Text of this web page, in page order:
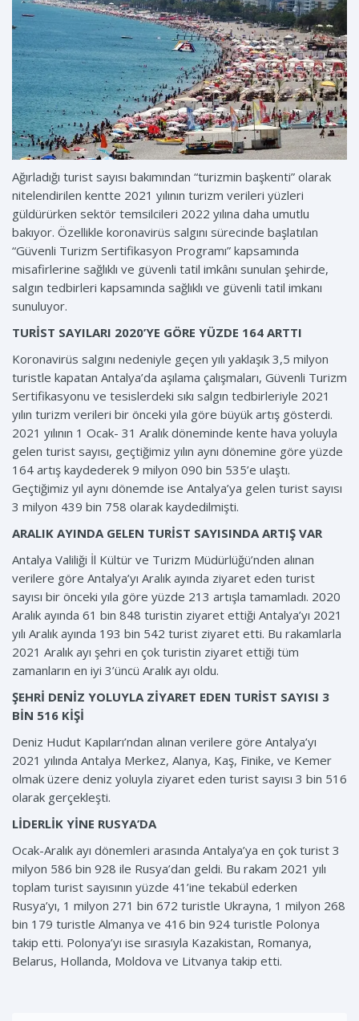
Ağırladığı turist sayısı bakımından “turizmin başkenti” olarak
nitelendirilen kentte 2021 yılının turizm verileri yüzleri
güldürürken sektör temsilcileri 2022 yılına daha umutlu
bakıyor. Özellikle koronavirüs salgını sürecinde başlatılan
“Güvenli Turizm Sertifikasyon Programı” kapsamında
misafirlerine sağlıklı ve güvenli tatil imkânı sunulan şehirde,
salgın tedbirleri kapsamında sağlıklı ve güvenli tatil imkanı
sunuluyor.
TURİST SAYILARI 2020’YE GÖRE YÜZDE 164 ARTTI
Koronavirüs salgını nedeniyle geçen yılı yaklaşık 3,5 milyon
turistle kapatan Antalya’da aşılama çalışmaları, Güvenli Turizm
Sertifikasyonu ve tesislerdeki sıkı salgın tedbirleriyle 2021
yılın turizm verileri bir önceki yıla göre büyük artış gösterdi.
2021 yılının 1 Ocak- 31 Aralık döneminde kente hava yoluyla
gelen turist sayısı, geçtiğimiz yılın aynı dönemine göre yüzde
164 artış kaydederek 9 milyon 090 bin 535’e ulaştı.
Geçtiğimiz yıl aynı dönemde ise Antalya’ya gelen turist sayısı
3 milyon 439 bin 758 olarak kaydedilmişti.
ARALIK AYINDA GELEN TURİST SAYISINDA ARTIŞ VAR
Antalya Valiliği İl Kültür ve Turizm Müdürlüğü’nden alınan
verilere göre Antalya’yı Aralık ayında ziyaret eden turist
sayısı bir önceki yıla göre yüzde 213 artışla tamamladı. 2020
Aralık ayında 61 bin 848 turistin ziyaret ettiği Antalya’yı 2021
yılı Aralık ayında 193 bin 542 turist ziyaret etti. Bu rakamlarla
2021 Aralık ayı şehri en çok turistin ziyaret ettiği tüm
zamanların en iyi 3’üncü Aralık ayı oldu.
ŞEHRİ DENİZ YOLUYLA ZİYARET EDEN TURİST SAYISI 3
BİN 516 KİŞİ
Deniz Hudut Kapıları’ndan alınan verilere göre Antalya’yı
2021 yılında Antalya Merkez, Alanya, Kaş, Finike, ve Kemer
olmak üzere deniz yoluyla ziyaret eden turist sayısı 3 bin 516
olarak gerçekleşti.
LİDERLİK YİNE RUSYA’DA
Ocak-Aralık ayı dönemleri arasında Antalya’ya en çok turist 3
milyon 586 bin 928 ile Rusya’dan geldi. Bu rakam 2021 yılı
toplam turist sayısının yüzde 41’ine tekabül ederken
Rusya’yı, 1 milyon 271 bin 672 turistle Ukrayna, 1 milyon 268
bin 179 turistle Almanya ve 416 bin 924 turistle Polonya
takip etti. Polonya’yı ise sırasıyla Kazakistan, Romanya,
Belarus, Hollanda, Moldova ve Litvanya takip etti.